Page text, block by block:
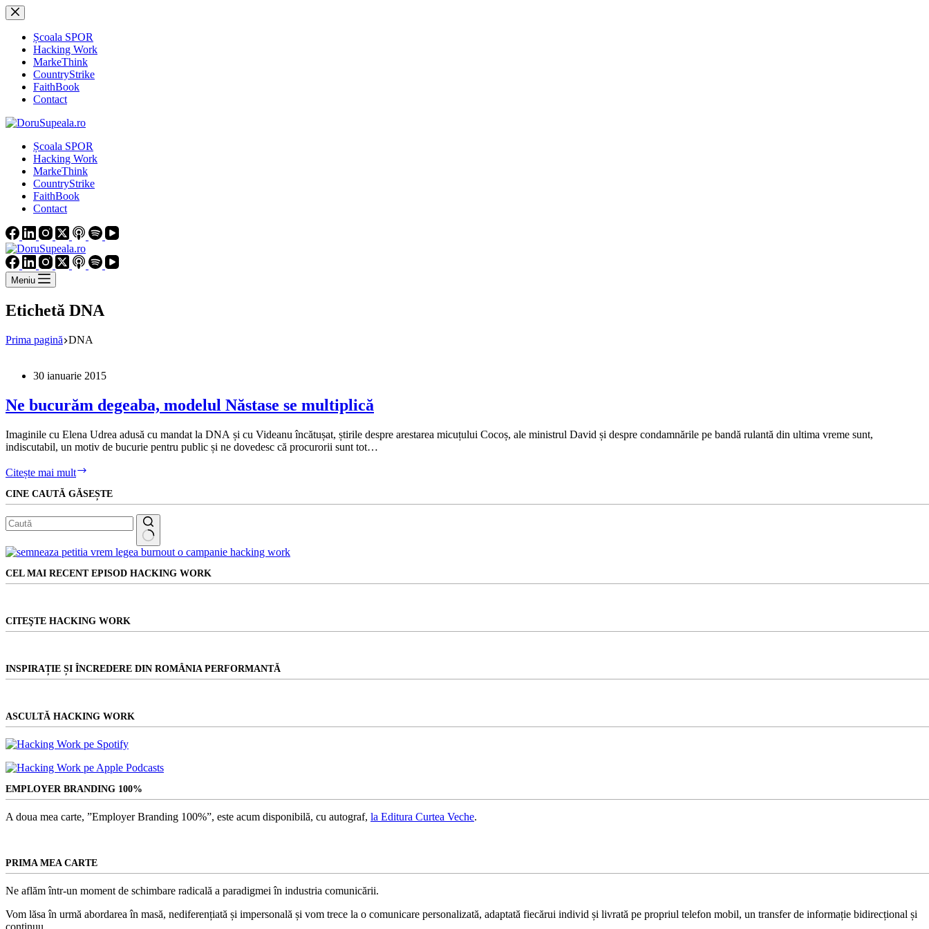
Sari
la
conținutȘcoala SPOR
Hacking Work
MarkeThink
CountryStrike
FaithBook
Contact
Școala SPOR
Hacking Work
MarkeThink
CountryStrike
FaithBook
Contact
Meniu
Etichetă DNA
Prima pagină DNA
30 ianuarie 2015
Ne bucurăm degeaba, modelul Năstase se multiplică
Imaginile cu Elena Udrea adusă cu mandat la DNA și cu Videanu încătușat, știrile despre arestarea micuțului Cocoș, ale ministrul David și despre condamnările pe bandă rulantă din ultima vreme sunt,
indiscutabil, un motiv de bucurie pentru public și ne dovedesc că procurorii sunt tot…
Citește mai mult
degeaba,
modelul
Năstase
se
CINE CAUTĂ GĂSEȘTE
Niciun
CEL MAI RECENT EPISOD HACKING WORK
CITEŞTE HACKING WORK
INSPIRAȚIE ȘI ÎNCREDERE DIN ROMÂNIA PERFORMANTĂ
ASCULTĂ HACKING WORK
EMPLOYER BRANDING 100%
A doua mea carte, ”Employer Branding 100%”, este acum disponibilă, cu autograf, la Editura Curtea Veche.
PRIMA MEA CARTE
Ne aflăm într-un moment de schimbare radicală a paradigmei în industria comunicării.
Vom lăsa în urmă abordarea în masă, nediferențiată și impersonală și vom trece la o comunicare personalizată, adaptată fiecărui individ și livrată pe propriul telefon mobil, un transfer de informație bidirecțional și
continuu.